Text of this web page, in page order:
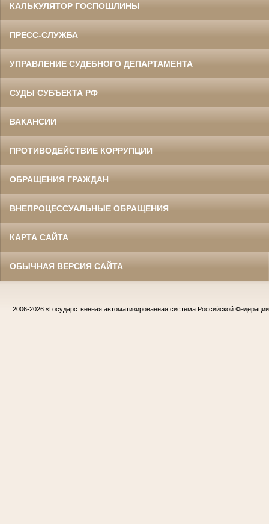
КАЛЬКУЛЯТОР ГОСПОШЛИНЫ
ПРЕСС-СЛУЖБА
УПРАВЛЕНИЕ СУДЕБНОГО ДЕПАРТАМЕНТА
СУДЫ СУБЪЕКТА РФ
ВАКАНСИИ
ПРОТИВОДЕЙСТВИЕ КОРРУПЦИИ
ОБРАЩЕНИЯ ГРАЖДАН
ВНЕПРОЦЕССУАЛЬНЫЕ ОБРАЩЕНИЯ
КАРТА САЙТА
ОБЫЧНАЯ ВЕРСИЯ САЙТА
2006-2026 «Государственная автоматизированная система Российской